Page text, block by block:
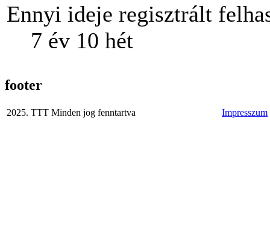
Ennyi ideje regisztrált
7 év 10 hét
footer
2025. TTT Minden jog fenntartva Impresszum